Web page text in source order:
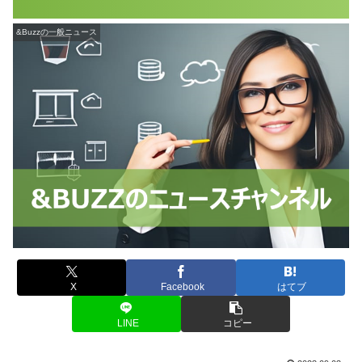
&Buzzの一般ニュース
X Facebook はてブ
LINE コピー